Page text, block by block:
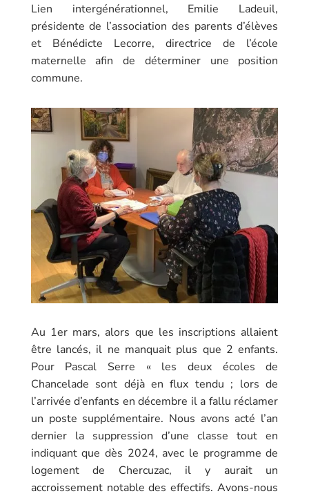
Lien intergénérationnel, Emilie Ladeuil,
présidente de l’association des parents d’élèves
et Bénédicte Lecorre, directrice de l’école
maternelle afin de déterminer une position
commune.
Au 1er mars, alors que les inscriptions allaient
être lancés, il ne manquait plus que 2 enfants.
Pour Pascal Serre « les deux écoles de
Chancelade sont déjà en flux tendu ; lors de
l’arrivée d’enfants en décembre il a fallu réclamer
un poste supplémentaire. Nous avons acté l’an
dernier la suppression d’une classe tout en
indiquant que dès 2024, avec le programme de
logement de Chercuzac, il y aurait un
accroissement notable des effectifs. Avons-nous